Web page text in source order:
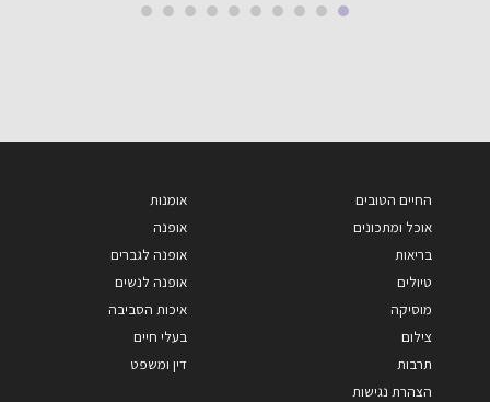
החיים הטובים
אוכל ומתכונים
בריאות
טיולים
מוסיקה
צילום
תרבות
הצהרת נגישות
אומנות
אופנה
אופנה לגברים
אופנה לנשים
איכות הסביבה
בעלי חיים
דין ומשפט